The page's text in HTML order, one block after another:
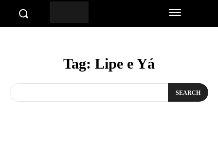
Tag: Lipe e Yá
SEARCH